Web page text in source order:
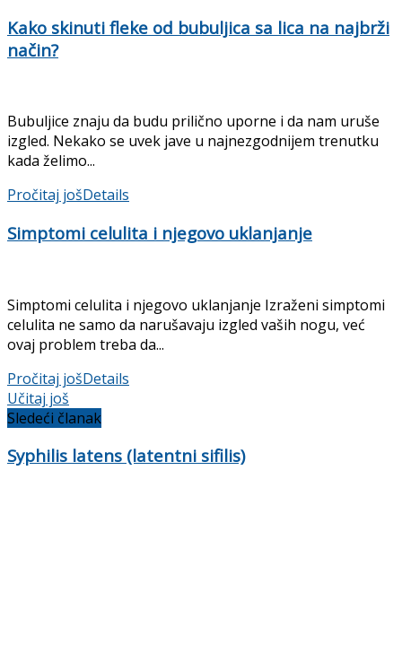
Kako skinuti fleke od bubuljica sa lica na najbrži
način?
Bubuljice znaju da budu prilično uporne i da nam uruše
izgled. Nekako se uvek jave u najnezgodnijem trenutku
kada želimo...
Pročitaj jošDetails
Simptomi celulita i njegovo uklanjanje
Simptomi celulita i njegovo uklanjanje Izraženi simptomi
celulita ne samo da narušavaju izgled vaših nogu, već
ovaj problem treba da...
Pročitaj jošDetails
Učitaj još
Sledeći članak
Syphilis latens (latentni sifilis)